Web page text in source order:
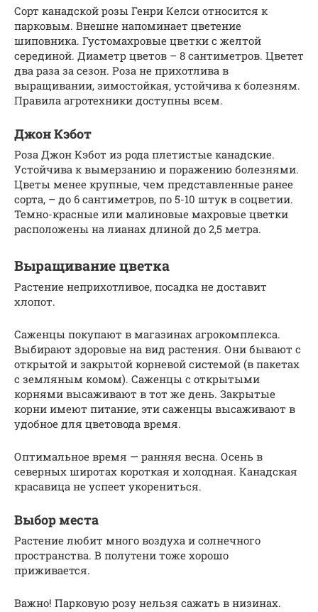
Сорт канадской розы Генри Келси относится к
парковым. Внешне напоминает цветение
шиповника. Густомахровые цветки с желтой
серединой. Диаметр цветов – 8 сантиметров. Цветет
два раза за сезон. Роза не прихотлива в
выращивании, зимостойкая, устойчива к болезням.
Правила агротехники доступны всем.
Джон Кэбот
Роза Джон Кэбот из рода плетистые канадские.
Устойчива к вымерзанию и поражению болезнями.
Цветы менее крупные, чем представленные ранее
сорта, – до 6 сантиметров, по 5-10 штук в соцветии.
Темно-красные или малиновые махровые цветки
расположены на лианах длиной до 2,5 метра.
Выращивание цветка
Растение неприхотливое, посадка не доставит
хлопот.
Саженцы покупают в магазинах агрокомплекса.
Выбирают здоровые на вид растения. Они бывают с
открытой и закрытой корневой системой (в пакетах
с земляным комом). Саженцы с открытыми
корнями высаживают в тот же день. Закрытые
корни имеют питание, эти саженцы высаживают в
удобное для цветовода время.
Оптимальное время — ранняя весна. Осень в
северных широтах короткая и холодная. Канадская
красавица не успеет укорениться.
Выбор места
Растение любит много воздуха и солнечного
пространства. В полутени тоже хорошо
приживается.
Важно! Парковую розу нельзя сажать в низинах.